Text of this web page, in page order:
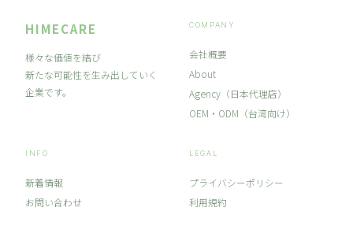
HIMECARE
様々な価値を結び
新たな可能性を生み出していく
企業です。
COMPANY
会社概要
About
Agency（日本代理店）
OEM・ODM（台湾向け）
INFO
新着情報
お問い合わせ
LEGAL
プライバシーポリシー
利用規約